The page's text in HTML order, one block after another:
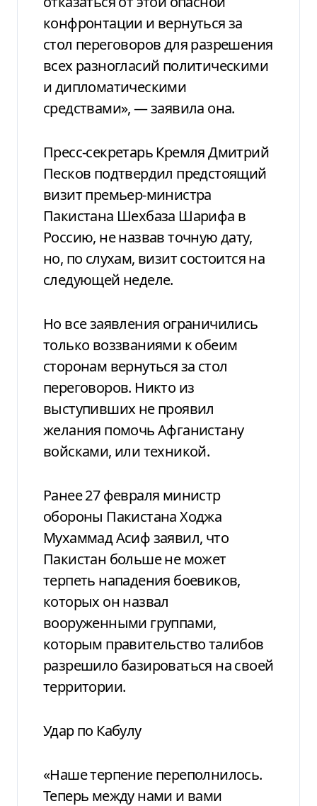
конфронтации и вернуться за
стол переговоров для разрешения
всех разногласий политическими
и дипломатическими
средствами», — заявила она.
Пресс-секретарь Кремля Дмитрий
Песков подтвердил предстоящий
визит премьер-министра
Пакистана Шехбаза Шарифа в
Россию, не назвав точную дату,
но, по слухам, визит состоится на
следующей неделе.
Но все заявления ограничились
только воззваниями к обеим
сторонам вернуться за стол
переговоров. Никто из
выступивших не проявил
желания помочь Афганистану
войсками, или техникой.
Ранее 27 февраля министр
обороны Пакистана Ходжа
Мухаммад Асиф заявил, что
Пакистан больше не может
терпеть нападения боевиков,
которых он назвал
вооруженными группами,
которым правительство талибов
разрешило базироваться на своей
территории.
Удар по Кабулу
«Наше терпение переполнилось.
Теперь между нами и вами